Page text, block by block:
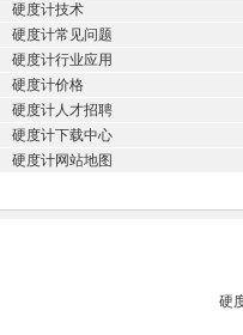
硬度计技术
硬度计常见问题
硬度计行业应用
硬度计价格
硬度计人才招聘
硬度计下载中心
硬度计网站地图
硬